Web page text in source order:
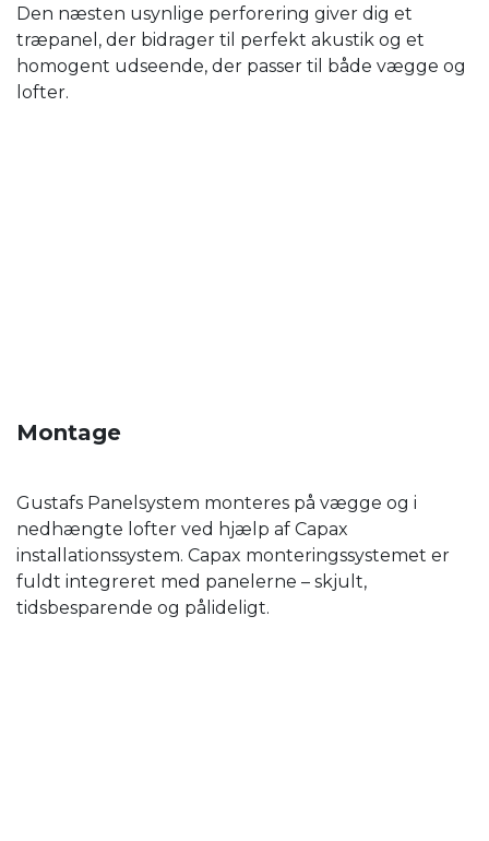
Den næsten usynlige perforering giver dig et
træpanel, der bidrager til perfekt akustik og et
homogent udseende, der passer til både vægge og
lofter.
Montage
Gustafs Panelsystem monteres på vægge og i
nedhængte lofter ved hjælp af Capax
installationssystem. Capax monteringssystemet er
fuldt integreret med panelerne – skjult,
tidsbesparende og pålideligt.